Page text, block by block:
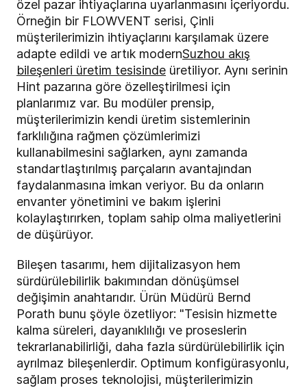
özel pazar ihtiyaçlarına uyarlanmasını içeriyordu.
Örneğin bir FLOWVENT serisi, Çinli
müşterilerimizin ihtiyaçlarını karşılamak üzere
adapte edildi ve artık modernSuzhou akış
bileşenleri üretim tesisinde üretiliyor. Aynı serinin
Hint pazarına göre özelleştirilmesi için
planlarımız var. Bu modüler prensip,
müşterilerimizin kendi üretim sistemlerinin
farklılığına rağmen çözümlerimizi
kullanabilmesini sağlarken, aynı zamanda
standartlaştırılmış parçaların avantajından
faydalanmasına imkan veriyor. Bu da onların
envanter yönetimini ve bakım işlerini
kolaylaştırırken, toplam sahip olma maliyetlerini
de düşürüyor.
Bileşen tasarımı, hem dijitalizasyon hem
sürdürülebilirlik bakımından dönüşümsel
değişimin anahtarıdır. Ürün Müdürü Bernd
Porath bunu şöyle özetliyor: "Tesisin hizmette
kalma süreleri, dayanıklılığı ve proseslerin
tekrarlanabilirliği, daha fazla sürdürülebilirlik için
ayrılmaz bileşenlerdir. Optimum konfigürasyonlu,
sağlam proses teknolojisi, müşterilerimizin